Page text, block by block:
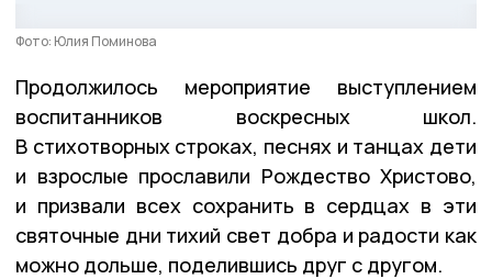
Фото: Юлия Поминова
Продолжилось мероприятие выступлением
воспитанников воскресных школ.
В стихотворных строках, песнях и танцах дети
и взрослые прославили Рождество Христово,
и призвали всех сохранить в сердцах в эти
святочные дни тихий свет добра и радости как
можно дольше, поделившись друг с другом.